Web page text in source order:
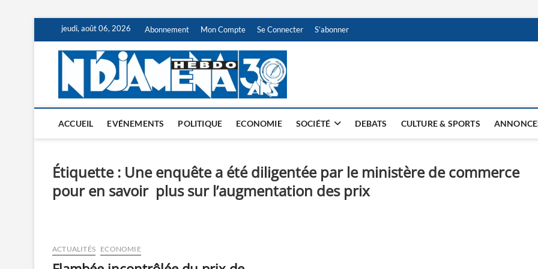
content
jeudi, août 06, 2026 Abonnement Mon Compte Se Connecter S’abonner
NDJAMENA HEBDO
ACCUEIL EVÉNEMENTS POLITIQUE ECONOMIE SOCIÉTÉ DEBATS CULTURE & SPORTS
Étiquette : Une enquête a été diligentée par le ministère de commerce
pour en savoir plus sur l’augmentation des prix
ACTUALITÉS ECONOMIE